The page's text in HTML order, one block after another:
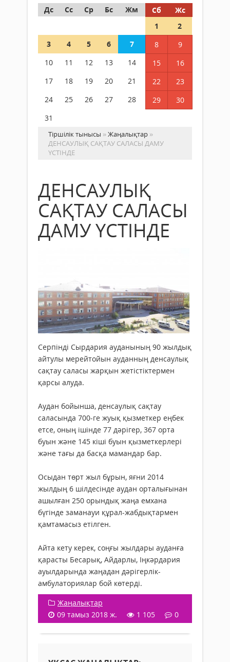
Дс
Сс Ср Бс Жм Сб
Жс
1
2
3
4 5 6 7 8
9
10
11 12 13 14 15
16
17
18 19 20 21 22
23
24
25 26 27 28 29
30
31
Тіршілік тынысы »Жаңалықтар »
ДЕНСАУЛЫҚ САҚТАУ САЛАСЫ ДАМУ
ҮСТІНДЕ
ДЕНСАУЛЫҚ
САҚТАУ САЛАСЫ
ДАМУ ҮСТІНДЕ
Серпінді Сырдария ауданының 90 жылдық
айтулы мерейтойын ауданның денсаулық
сақтау саласы жарқын жетістіктермен
қарсы алуда.
Аудан бойынша, денсаулық сақтау
саласында 700-ге жуық қызметкер еңбек
етсе, оның ішінде 77 дәрігер, 367 орта
буын және 145 кіші буын қызметкерлері
және тағы да басқа мамандар бар.
Осыдан төрт жыл бұрын, яғни 2014
жылдың 6 шілдесінде аудан орталығынан
ашылған 250 орындық жаңа емхана
бүгінде заманауи құрал-жабдықтармен
қамтамасыз етілген.
Айта кету керек, соңғы жылдары ауданға
қарасты Бесарық, Айдарлы, Іңкәрдария
ауылдарында жаңадан дәрігерлік-
амбулаториялар бой көтерді.
Жаңалықтар
09 тамыз 2018 ж.
1 105 0